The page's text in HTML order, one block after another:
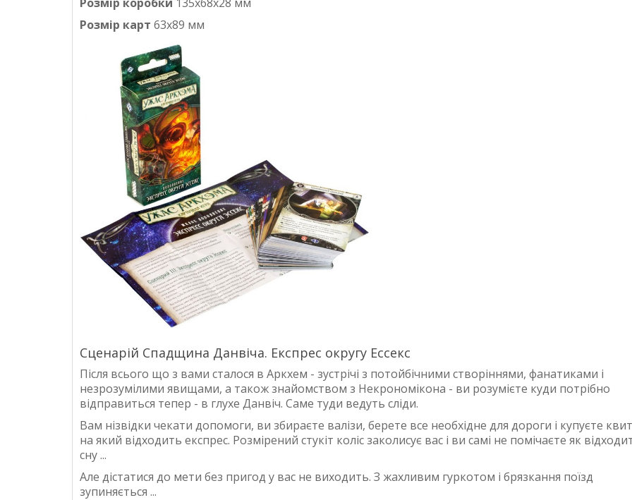
Розмір карт 63х89 мм
Сценарій Спадщина Данвіча. Експрес округу Ессекс
Після всього що з вами сталося в Аркхем - зустрічі з потойбічними створіннями, фанатиками і
незрозумілими явищами, а також знайомством з Некрономікона - ви розумієте куди потрібно
відправиться тепер - в глухе Данвіч. Саме туди ведуть сліди.
Вам нізвідки чекати допомоги, ви збираєте валізи, берете все необхідне для дороги і купуєте
на який відходить експрес. Розмірений стукіт коліс заколисує вас і ви самі не помічаєте як
сну ...
Але дістатися до мети без пригод у вас не виходить. З жахливим гуркотом і брязкання поїзд
зупиняється ...